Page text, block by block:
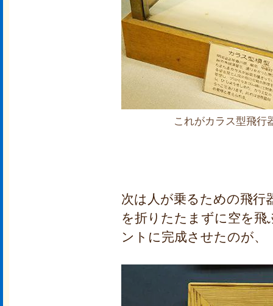
これがカラス型飛行
次は人が乗るための飛行
を折りたたまずに空を
ントに完成させたのが、